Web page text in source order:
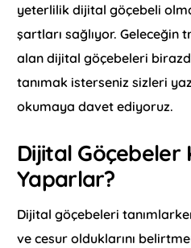
yeterlilik dijital göçebeli
şartları sağlıyor. Geleceğin
alan dijital göçebeleri
tanımak isterseniz sizleri
okumaya davet ediyoruz.
Dijital Göçebeler
Yaparlar?
Dijital göçebeleri
ve cesur olduklarını